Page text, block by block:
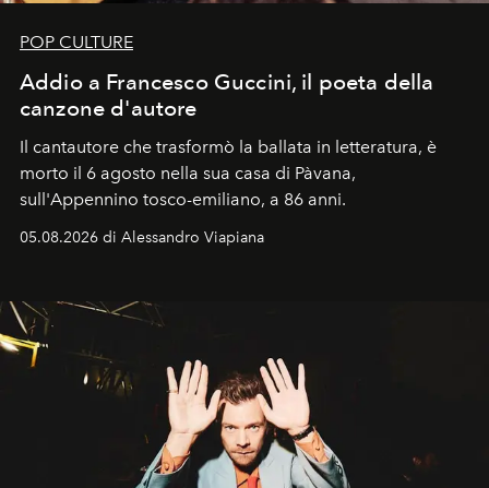
POP CULTURE
Addio a Francesco Guccini, il poeta della
canzone d'autore
Il cantautore che trasformò la ballata in letteratura, è
morto il 6 agosto nella sua casa di Pàvana,
sull'Appennino tosco-emiliano, a 86 anni.
05.08.2026 di Alessandro Viapiana